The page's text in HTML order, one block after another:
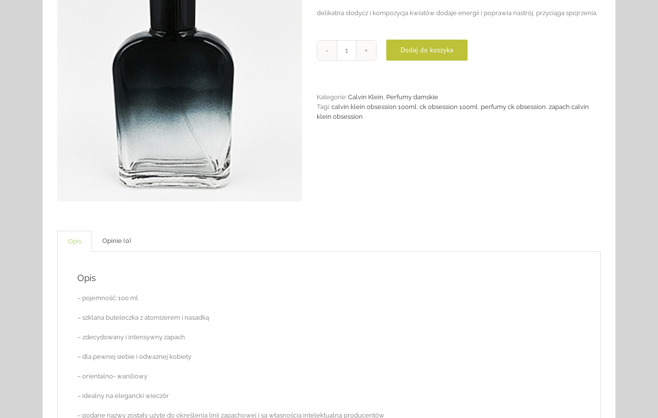
delikatna słodycz i kompozycja kwiatów dodaje energii i poprawia nastrój, przyciąga spojrzenia.
ilość
Dodaj do koszyka
Kategorie: Calvin Klein Perfumy damskie
Tagi: calvin klein obsession 100ml ck obsession 100ml perfumy ck obsession zapach calvin
klein obsession
Opis Opinie (0)
Opis
– pojemność: 100 ml
– szklana buteleczka z atomizerem i nasadką
– zdecydowany i intensywny zapach
– dla pewnej siebie i odważnej kobiety
– orientalno- waniliowy
– idealny na elegancki wieczór
– podane nazwy zostały użyte do określenia linii zapachowej i są własnością intelektualną producentów